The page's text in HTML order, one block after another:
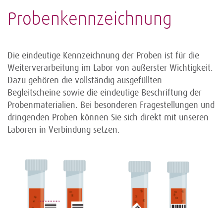
Probenkennzeichnung
Die eindeutige Kennzeichnung der Proben ist für die
Weiterverarbeitung im Labor von äußerster Wichtigkeit.
Dazu gehören die vollständig ausgefüllten
Begleitscheine sowie die eindeutige Beschriftung der
Probenmaterialien. Bei besonderen Fragestellungen und
dringenden Proben können Sie sich direkt mit unseren
Laboren in Verbindung setzen.